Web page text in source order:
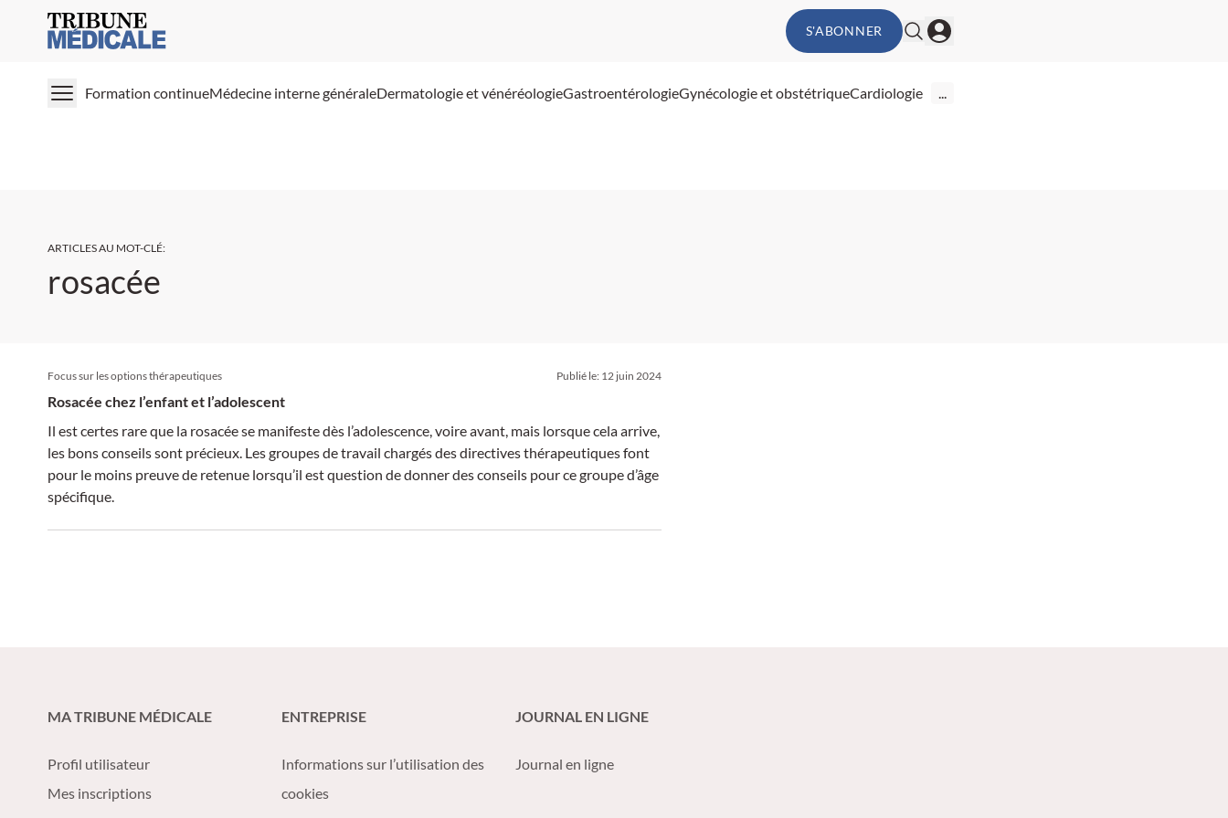
Medical Tribune S'ABONNER
Formation continueMédecine interne généraleDermatologie et vénéréologieGastroentérologieGynécologie et obstétriqueCardiologie ...
ARTICLES AU MOT-CLÉ:
rosacée
Focus sur les options thérapeutiques Publié le: 12 juin 2024
Rosacée chez l’enfant et l’adolescent
Il est certes rare que la rosacée se manifeste dès l’adolescence, voire avant, mais lorsque cela arrive,
les bons conseils sont précieux. Les groupes de travail chargés des directives thérapeutiques font
pour le moins preuve de retenue lorsqu’il est question de donner des conseils pour ce groupe d’âge
spécifique.
MA TRIBUNE MÉDICALE
Profil utilisateur
Mes inscriptions
ENTREPRISE
Informations sur l’utilisation des
cookies
JOURNAL EN LIGNE
Journal en ligne